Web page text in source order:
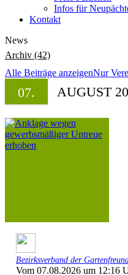
Infos für
Kontakt
News
Archiv (42)
Alle Beiträge anzeigenNur
07. AUGUST
Bezirksverband der
Vom 07.08.2026 um 12:16